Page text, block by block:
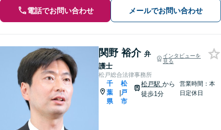
電話でお問い合わせ メールでお問い合わせ
関野 裕介 弁
護士
インタビューを
見る
松戸総合法律事務所
千
葉
県
|
松
戸
市
松戸駅から
徒歩1分
営業時間：本
日定休日